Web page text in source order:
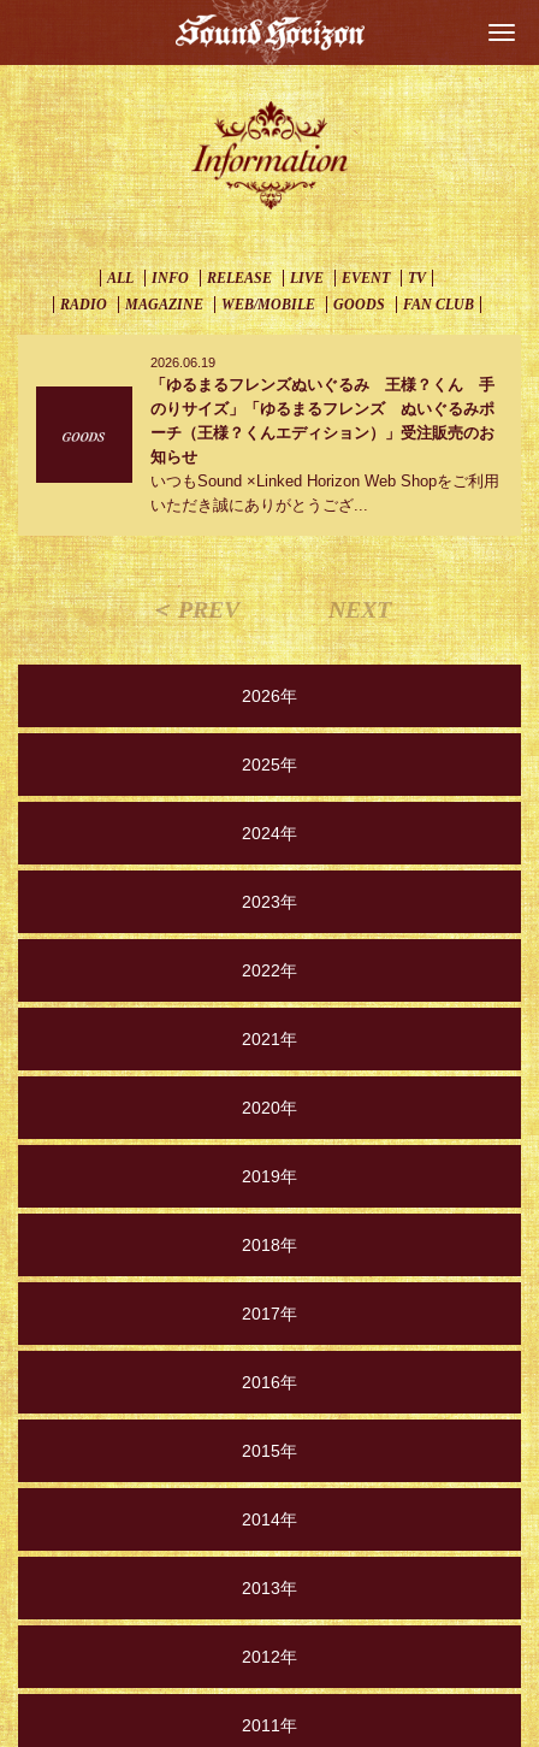
ALL INFO RELEASE LIVE EVENT
TV
RADIO
MAGAZINE WEB/MOBILE GOODS FAN CLUB
2026.06.19
「ゆるまるフレンズぬいぐるみ 王様？くん 手
のりサイズ」「ゆるまるフレンズ ぬいぐるみポ
ーチ（王様？くんエディション）」受注販売のお
知らせ
いつもSound ×Linked Horizon Web Shopをご利用
いただき誠にありがとうござ...
＜ PREV NEXT
2026年
2025年
2024年
2023年
2022年
2021年
2020年
2019年
2018年
2017年
2016年
2015年
2014年
2013年
2012年
2011年